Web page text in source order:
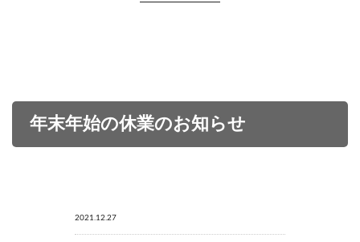
年末年始の休業のお知らせ
2021.12.27